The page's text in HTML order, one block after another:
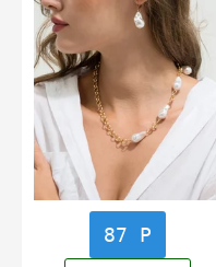
87 Р